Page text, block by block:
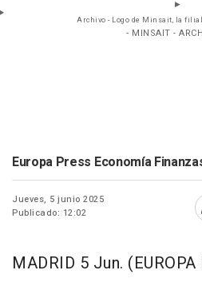
Archivo - Logo de Minsait, la
- MINSAIT -
Europa Press Economía
Jueves, 5 junio 2025
Publicado: 12:02
MADRID 5 Jun. (EUROPA